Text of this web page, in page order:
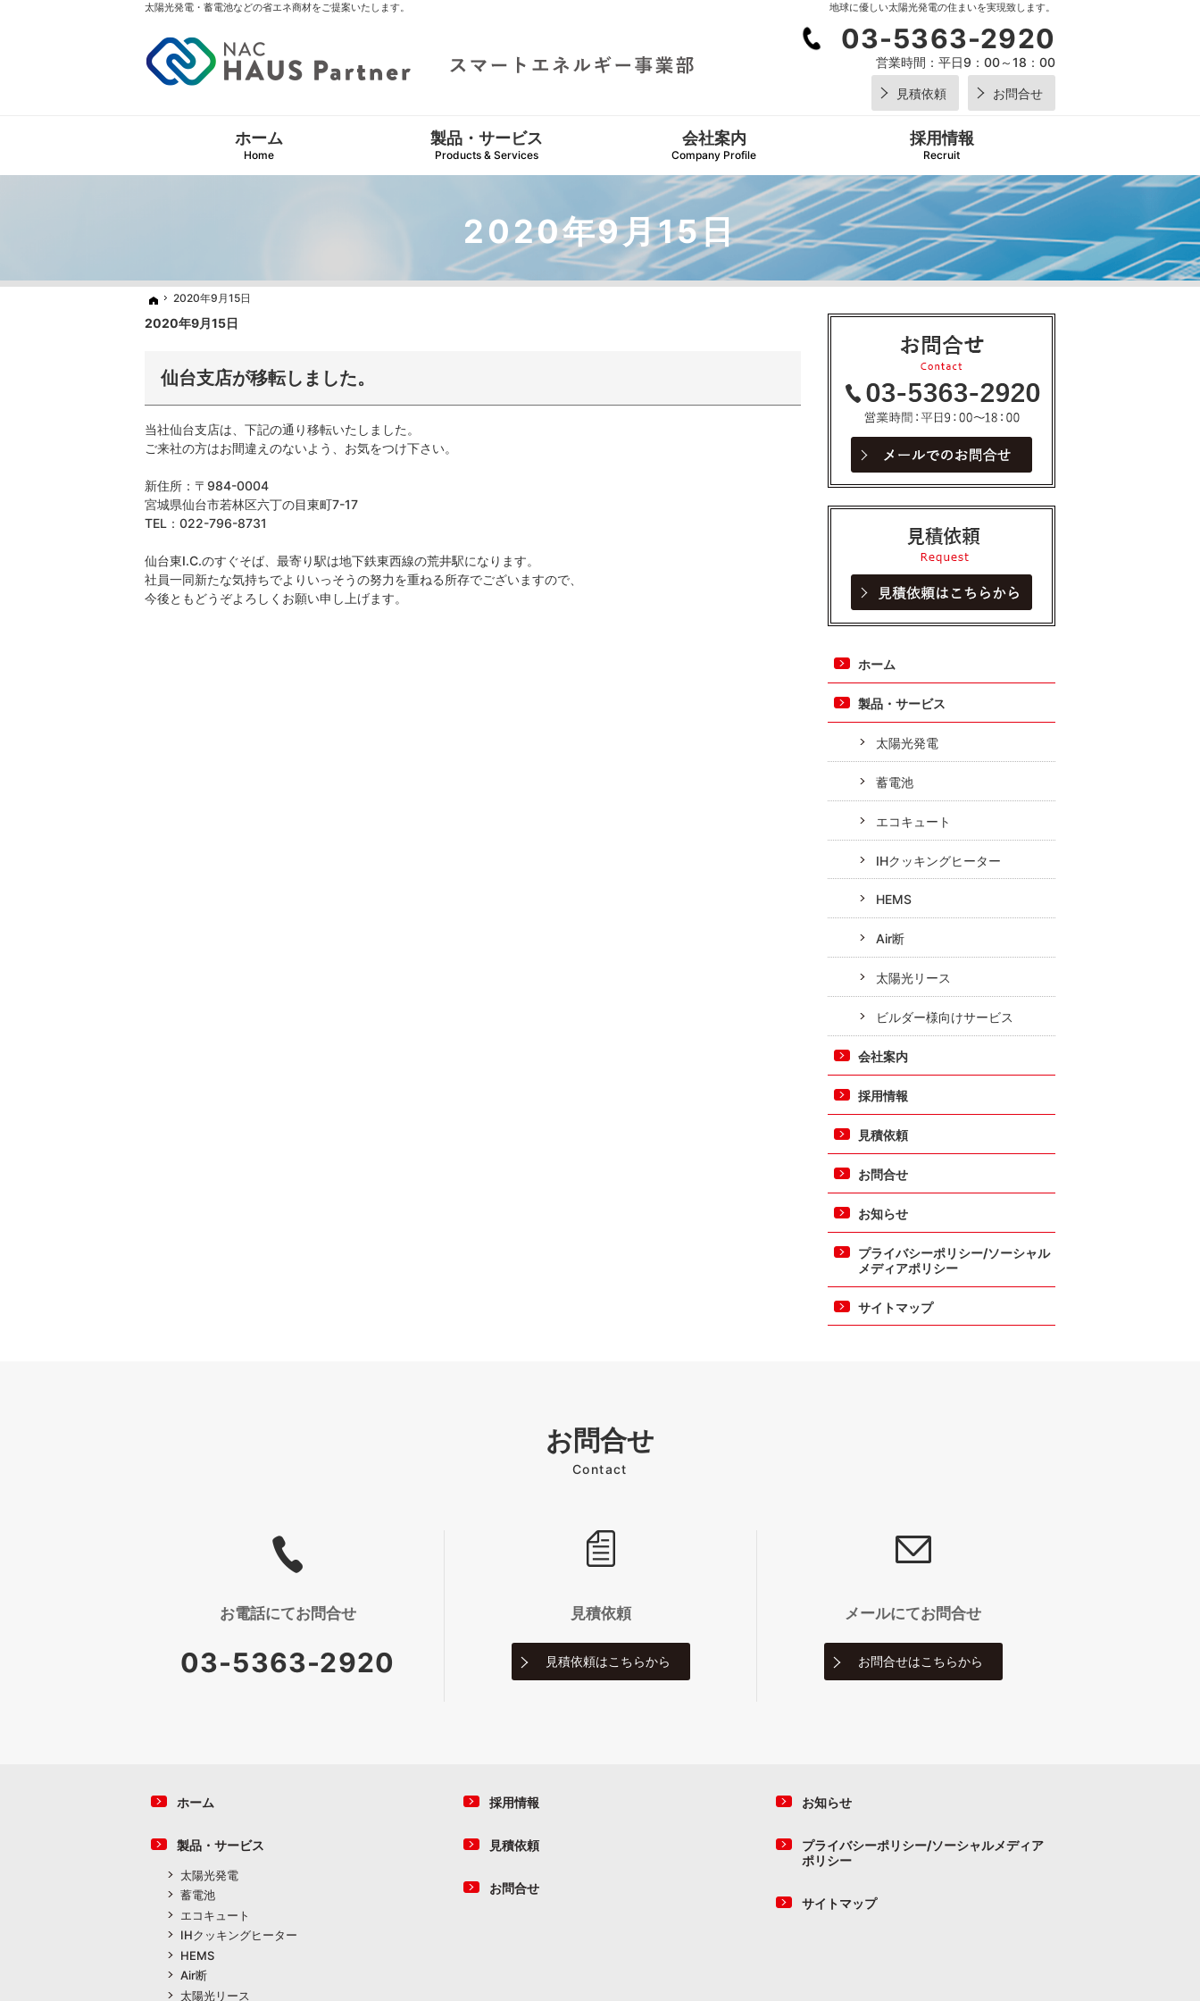
2020年9月15日
地球に優しい太陽光発電の住まいを実現致します。
太陽光発電・蓄電池などの省エネ商材をご提案いたします。
ホーム
2020年9月15日
2020年9月15日
仙台支店が移転しました。
当社仙台支店は、下記の通り移転いたしました。
ご来社の方はお間違えのないよう、お気をつけ下さい。
新住所：〒984-0004
宮城県仙台市若林区六丁の目東町7-17
TEL：022-796-8731
仙台東I.C.のすぐそば、最寄り駅は地下鉄東西線の荒井駅になります。
社員一同新たな気持ちでよりいっそうの努力を重ねる所存でございますので、
今後ともどうぞよろしくお願い申し上げます。
ホーム
製品・サービス
太陽光発電
蓄電池
エコキュート
IHクッキングヒーター
HEMS
Air断
太陽光リース
ビルダー様向けサービス
会社案内
採用情報
見積依頼
お問合せ
お知らせ
プライバシーポリシー/ソーシャル
メディアポリシー
サイトマップ
ホーム
2020年9月15日
お問合せ
Contact
お電話にてお問合せ
03-5363-2920
見積依頼
見積依頼はこちらから
メールにてお問合せ
お問合せはこちらから
03-5363-2920
営業時間： 平日9：00～18：00
見積依頼 お問合せ
ホーム
Home
製品・サービス
Products & Services
会社案内
Company Profile
採用情報
Recruit
ホーム
製品・サービス
太陽光発電
蓄電池
エコキュート
IHクッキングヒーター
HEMS
Air断
太陽光リース
採用情報
見積依頼
お問合せ
お知らせ
プライバシーポリシー/ソーシャルメディア
ポリシー
サイトマップ